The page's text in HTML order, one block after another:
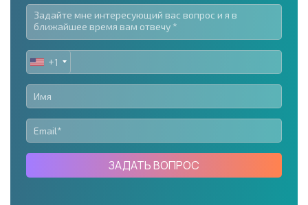
UNITED
STATES
+1
+1
ЗАДАТЬ ВОПРОС